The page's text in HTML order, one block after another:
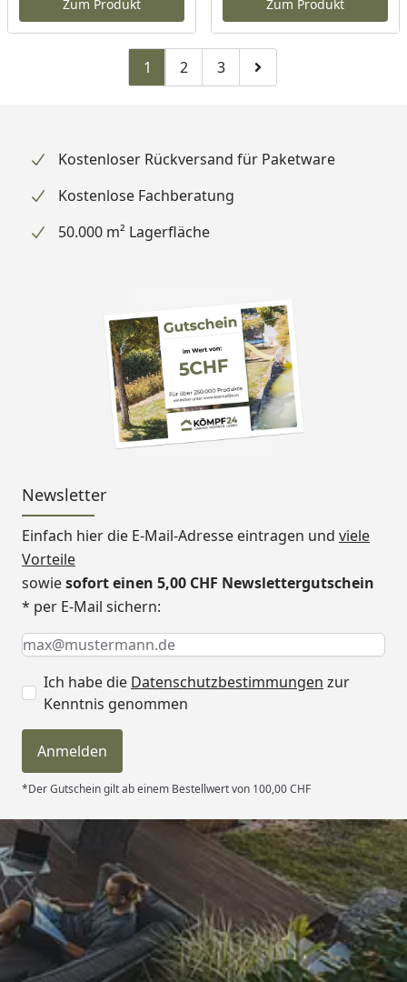
Zum Produkt Zum Produkt
1 Zu Seite 2
2 Zu Seite 3
3 Zur nächsten Seite
Kostenloser Rückversand für Paketware
Kostenlose Fachberatung
50.000 m² Lagerfläche
Newsletter
Einfach hier die E-Mail-Adresse eintragen und viele
Vorteile
sowiesofort einen 5,00 CHF Newslettergutschein
* per E-Mail sichern:
Keine Eingabe erforderlich
Eingabe erforderlich
E-Mail *
Ich habe die Datenschutzbestimmungen zur
Kenntnis genommen
Anmelden
*Der Gutschein gilt ab einem Bestellwert von 100,00 CHF
Trusted Shops
4,81/ 5